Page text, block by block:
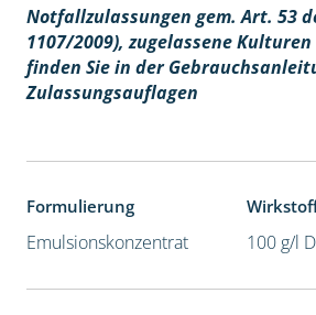
Notfallzulassungen gem. Art. 53
1107/2009), zugelassene
finden Sie in der
Zulassungsauflagen
Formulierung
Emulsionskonzentrat 100 g/l